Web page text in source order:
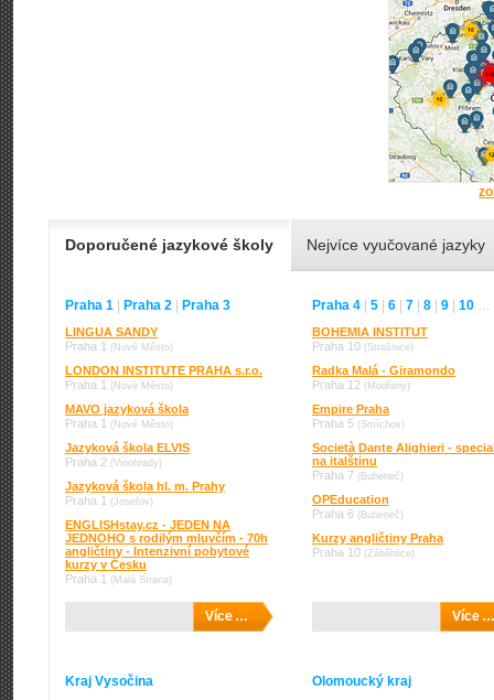
Doporučené jazykové školy Nejvíce vyučované jazyky
Praha 1 Praha 2 Praha 3
LINGUA SANDY
Praha 1 (Nové Město)
LONDON INSTITUTE PRAHA s.r.o.
Praha 1 (Nové Město)
MAVO jazyková škola
Praha 1 (Nové Město)
Jazyková škola ELVIS
Praha 2 (Vinohrady)
Jazyková škola hl. m. Prahy
Praha 1 (Josefov)
ENGLISHstay.cz - JEDEN NA
JEDNOHO s rodilým mluvčím - 70h
angličtiny - Intenzivní pobytové
kurzy v Česku
Praha 1 (Malá Strana)
Více …
Praha 4 5 6 7 8 9 10 …
BOHEMIA INSTITUT
Praha 10 (Strašnice)
Radka Malá - Giramondo
Praha 12 (Modřany)
Empire Praha
Praha 5 (Smíchov)
Società Dante Alighieri -
na italštinu
Praha 7 (Bubeneč)
OPEducation
Praha 6 (Bubeneč)
Kurzy angličtiny Praha
Praha 10 (Záběhlice)
Více …
Kraj Vysočina Olomoucký kraj